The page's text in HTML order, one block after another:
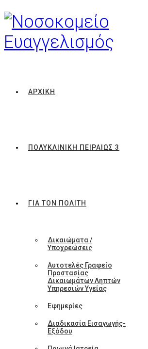
ΑΡΧΙΚΗ
ΠΟΛΥΚΛΙΝΙΚΗ ΠΕΙΡΑΙΩΣ 3
ΓΙΑ ΤΟΝ ΠΟΛΙΤΗ
Δικαιώματα /
Υποχρεώσεις
Αυτοτελές Γραφείο
Προστασίας
Δικαιωμάτων Ληπτών
Υπηρεσιών Υγείας
Εφημερίες
Διαδικασία Εισαγωγής-
Εξόδου